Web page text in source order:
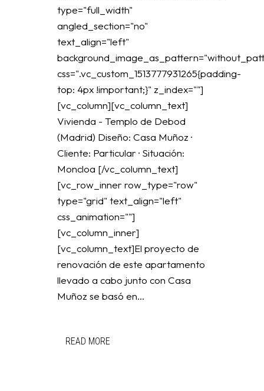
type="full_width"
angled_section="no"
text_align="left"
css=".vc_custom_1513777931265{padding-
top: 4px !important;}" z_index=""]
[vc_column][vc_column_text]
Vivienda - Templo de Debod
(Madrid) Diseño: Casa Muñoz ·
Cliente: Particular · Situación:
Moncloa [/vc_column_text]
[vc_row_inner row_type="row"
type="grid" text_align="left"
css_animation=""]
[vc_column_inner]
[vc_column_text]El proyecto de
renovación de este apartamento
llevado a cabo junto con Casa
Muñoz se basó en...
READ MORE